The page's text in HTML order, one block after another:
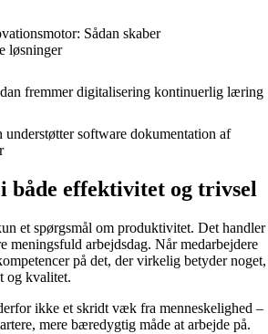
Sådan skaber
løsninger
fremmer digitalisering kontinuerlig læring
understøtter software dokumentation af
både effektivitet og trivsel
et spørgsmål om produktivitet. Det handler
meningsfuld arbejdsdag. Når medarbejdere
på det, der virkelig betyder noget,
og kvalitet.
ikke et skridt væk fra menneskelighed –
mere bæredygtig måde at arbejde på.